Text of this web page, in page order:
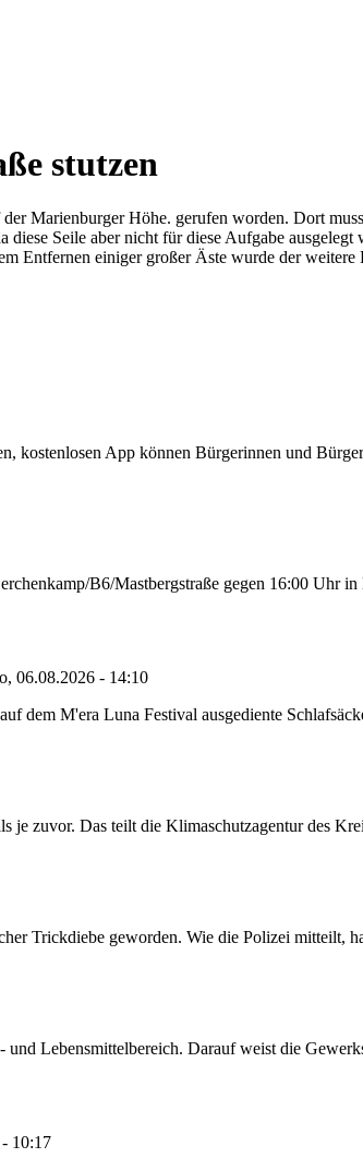
stutzen
Marienburger Höhe. gerufen worden. Dort
Seile aber nicht für diese Aufgabe
Entfernen einiger großer Äste wurde der weitere
kostenlosen App können Bürgerinnen und
B6/Mastbergstraße gegen 16:00 Uhr
06.08.2026 - 14:10
M'era Luna Festival ausgediente
je zuvor. Das teilt die Klimaschutzagentur des
Trickdiebe geworden. Wie die Polizei mitteilt,
Lebensmittelbereich. Darauf weist die
10:17